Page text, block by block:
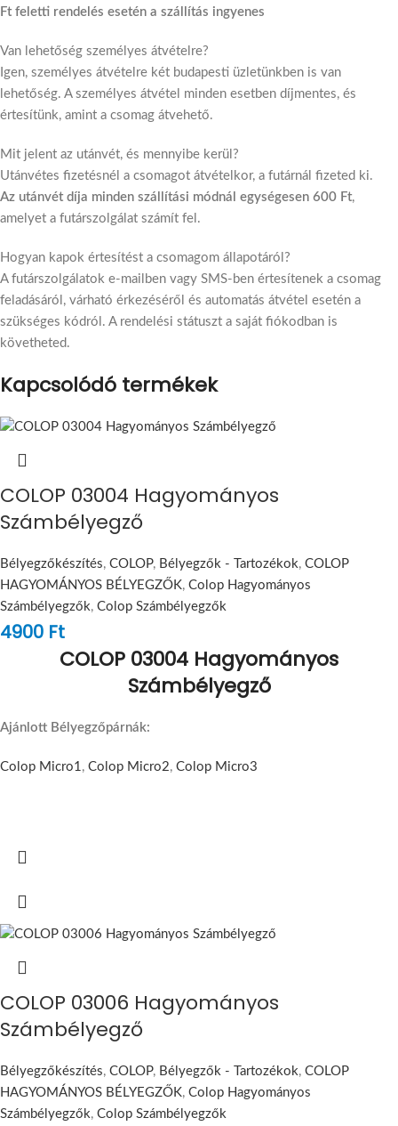
Ft feletti rendelés esetén a szállítás ingyenes
Van lehetőség személyes átvételre?
Igen, személyes átvételre két budapesti üzletünkben is van
lehetőség. A személyes átvétel minden esetben díjmentes, és
értesítünk, amint a csomag átvehető.
Mit jelent az utánvét, és mennyibe kerül?
Utánvétes fizetésnél a csomagot átvételkor, a futárnál fizeted ki.
Az utánvét díja minden szállítási módnál egységesen 600 Ft,
amelyet a futárszolgálat számít fel.
Hogyan kapok értesítést a csomagom állapotáról?
A futárszolgálatok e-mailben vagy SMS-ben értesítenek a csomag
feladásáról, várható érkezéséről és automatás átvétel esetén a
szükséges kódról. A rendelési státuszt a saját fiókodban is
követheted.
Kapcsolódó termékek
COLOP 03004 Hagyományos
Számbélyegző
Bélyegzőkészítés, COLOP, Bélyegzők - Tartozékok, COLOP
HAGYOMÁNYOS BÉLYEGZŐK, Colop Hagyományos
Számbélyegzők, Colop Számbélyegzők
4900 Ft
COLOP 03004 Hagyományos
Számbélyegző
Ajánlott Bélyegzőpárnák:
Colop Micro1, Colop Micro2, Colop Micro3
COLOP 03006 Hagyományos
Számbélyegző
Bélyegzőkészítés, COLOP, Bélyegzők - Tartozékok, COLOP
HAGYOMÁNYOS BÉLYEGZŐK, Colop Hagyományos
Számbélyegzők, Colop Számbélyegzők